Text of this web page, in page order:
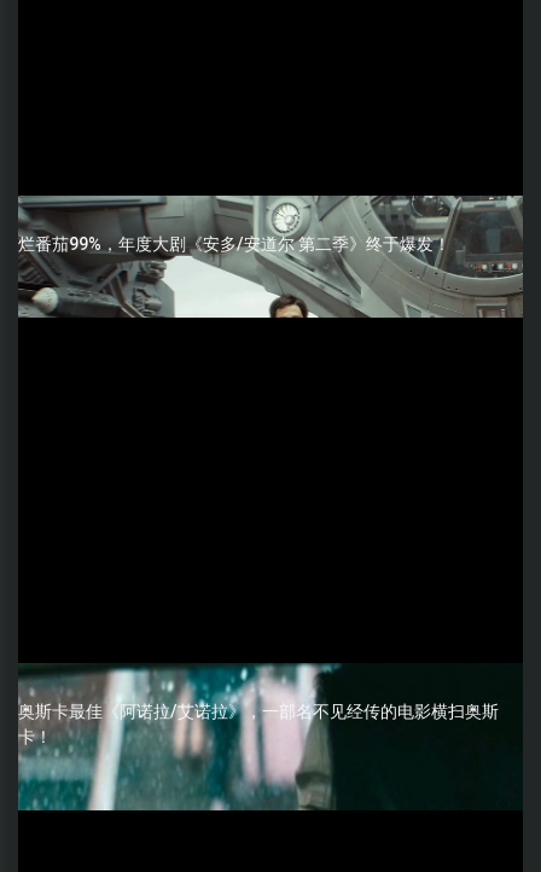
烂番茄99%，年度大剧《安多/安道尔 第二季》终于爆发！
奥斯卡最佳《阿诺拉/艾诺拉》，一部名不见经传的电影横扫奥斯
卡！